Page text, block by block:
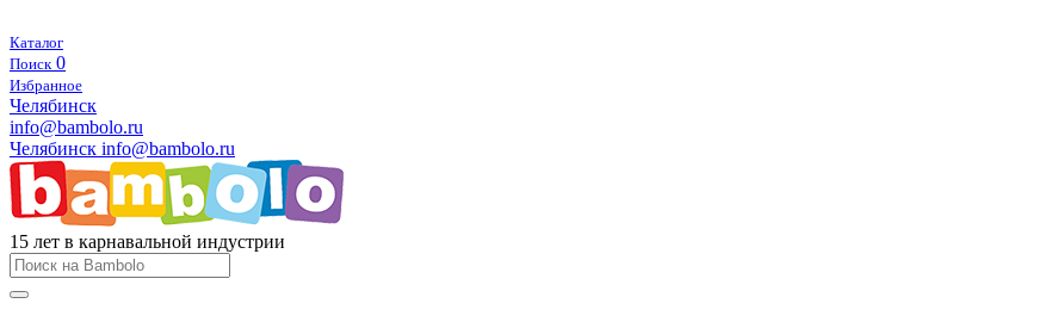
Каталог
Поиск 0
Избранное
Челябинск
info@bambolo.ru
Челябинск info@bambolo.ru
15 лет в карнавальной индустрии